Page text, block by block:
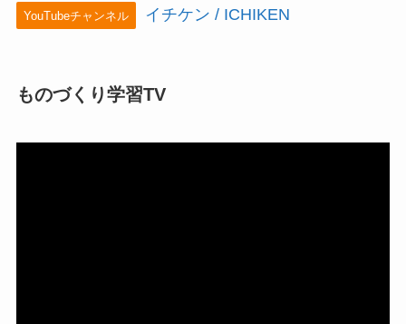
YouTubeチャンネル イチケン / ICHIKEN
ものづくり学習TV